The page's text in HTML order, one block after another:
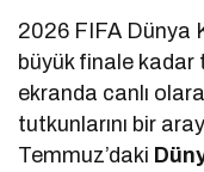
2026 FIFA Dünya
büyük finale kadar
ekranda canlı
tutkunlarını bir
Temmuz’daki